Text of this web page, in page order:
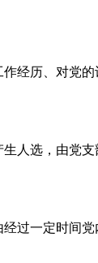
历、对党
选，由党
一定时间